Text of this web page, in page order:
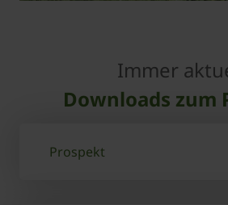
Immer
Downloads zum
Prospekt